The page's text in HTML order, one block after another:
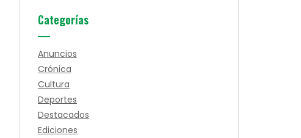
Categorías
Anuncios
Crónica
Cultura
Deportes
Destacados
Ediciones